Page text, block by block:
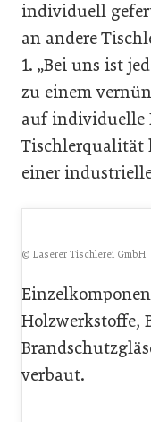
individuell
an andere
1. „Bei uns ist
zu einem
auf individuelle
Tischlerqualität
einer
© Laserer Tischlerei GmbH
Holzwerkstoffe,
verbaut.